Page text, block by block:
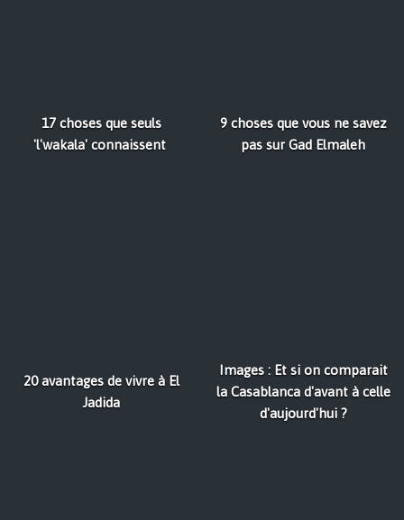
17 choses que seuls
'l'wakala' connaissent
9 choses que vous ne savez
pas sur Gad Elmaleh
20 avantages de vivre à El
Jadida
Images : Et si on comparait
la Casablanca d'avant à celle
d'aujourd'hui ?